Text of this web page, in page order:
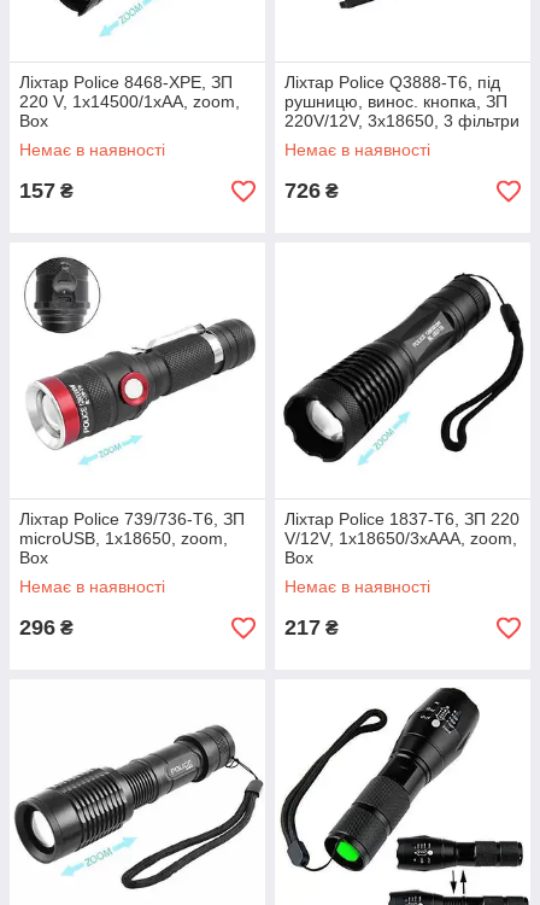
Ліхтар Police 8468-XPE, ЗП
220 V, 1x14500/1xAA, zoom,
Box
Немає в наявності
157 ₴
Ліхтар Police Q3888-T6, під
рушницю, винос. кнопка, ЗП
220V/12V, 3x18650, 3 фільтри
Немає в наявності
726 ₴
Ліхтар Police 739/736-T6, ЗП
microUSB, 1x18650, zoom,
Box
Немає в наявності
296 ₴
Ліхтар Police 1837-T6, ЗП 220
V/12V, 1x18650/3xAAA, zoom,
Box
Немає в наявності
217 ₴